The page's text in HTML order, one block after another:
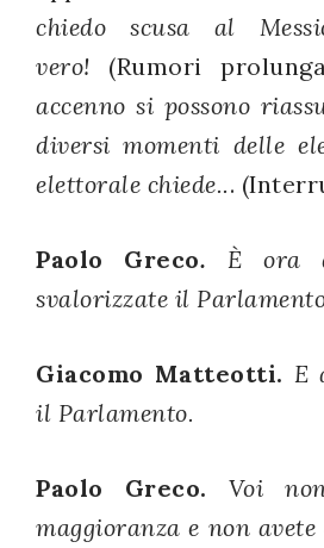
chiedo scusa al
vero! (Rumori
accenno si possono
diversi momenti delle
elettorale chiede...
Paolo Greco. È ora
svalorizzate il
Giacomo Matteotti. E
il Parlamento.
Paolo Greco.
Voi
maggioranza e non